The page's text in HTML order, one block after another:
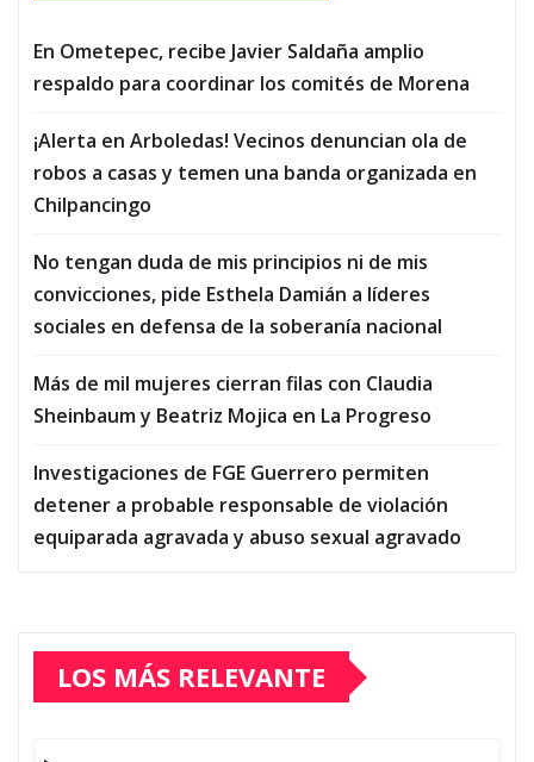
En Ometepec, recibe Javier Saldaña amplio
respaldo para coordinar los comités de Morena
¡Alerta en Arboledas! Vecinos denuncian ola de
robos a casas y temen una banda organizada en
Chilpancingo
No tengan duda de mis principios ni de mis
convicciones, pide Esthela Damián a líderes
sociales en defensa de la soberanía nacional
Más de mil mujeres cierran filas con Claudia
Sheinbaum y Beatriz Mojica en La Progreso
Investigaciones de FGE Guerrero permiten
detener a probable responsable de violación
equiparada agravada y abuso sexual agravado
LOS MÁS RELEVANTE